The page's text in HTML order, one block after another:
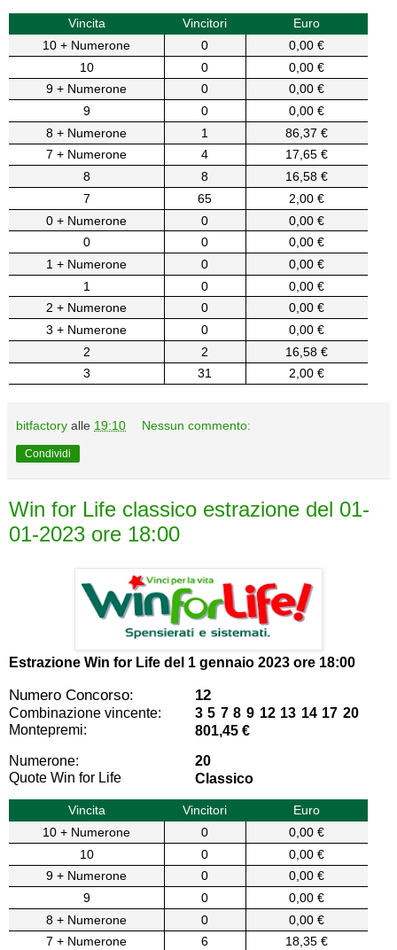
Vincita Vincitori
Euro
10 + Numerone
0
0,00 €
10
0
0,00 €
9 + Numerone
0
0,00 €
9
0
0,00 €
8 + Numerone
1
86,37 €
7 + Numerone
4
17,65 €
8
8
16,58 €
7
65
2,00 €
0 + Numerone
0
0,00 €
0
0
0,00 €
1 + Numerone
0
0,00 €
1
0
0,00 €
2 + Numerone
0
0,00 €
3 + Numerone
0
0,00 €
2
2
16,58 €
3
31 2,00 €
bitfactory alle 19:10 Nessun commento:
Condividi
Win for Life classico estrazione del 01-
01-2023 ore 18:00
Estrazione Win for Life del 1 gennaio 2023 ore 18:00
Numero Concorso: 12
Combinazione vincente:
3 5 7 8 9 12 13 14 17 20
Montepremi:
801,45 €
Numerone:
20
Quote Win for Life
Classico
Vincita Vincitori
Euro
10 + Numerone
0
0,00 €
10
0
0,00 €
9 + Numerone
0
0,00 €
9
0
0,00 €
8 + Numerone
0
0,00 €
7 + Numerone
6
18,35 €